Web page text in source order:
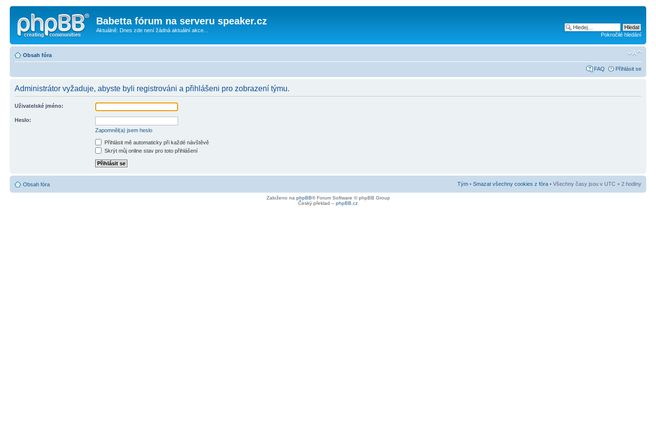
Babetta fórum na serveru speaker.cz
Aktuálně: Dnes zde není žádná aktuální akce...
Pokročilé hledání
Obsah fóra
FAQ Přihlásit se
Administrátor vyžaduje, abyste byli registrováni a přihlášeni pro zobrazení týmu.
Uživatelské jméno:
Heslo:
Zapomněl(a) jsem heslo
Přihlásit mě automaticky při každé návštěvě
Skrýt můj online stav pro toto přihlášení
Obsah fóra Tým • Smazat všechny cookies z fóra • Všechny časy jsou v UTC + 2 hodiny
Založeno na phpBB® Forum Software © phpBB Group
Český překlad – phpBB.cz